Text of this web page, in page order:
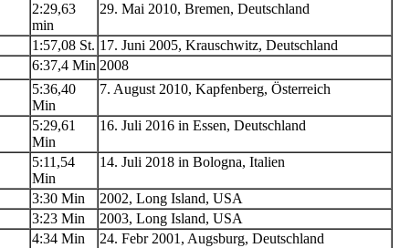
2:29,63
min
29. Mai 2010, Bremen, Deutschland
1:57,08 St. 17. Juni 2005, Krauschwitz, Deutschland
6:37,4 Min 2008
5:36,40
Min
7. August 2010, Kapfenberg, Österreich
5:29,61
Min
16. Juli 2016 in Essen, Deutschland
5:11,54
Min
14. Juli 2018 in Bologna, Italien
3:30 Min
2002, Long Island, USA
3:23 Min
2003, Long Island, USA
4:34 Min
24. Febr 2001, Augsburg, Deutschland